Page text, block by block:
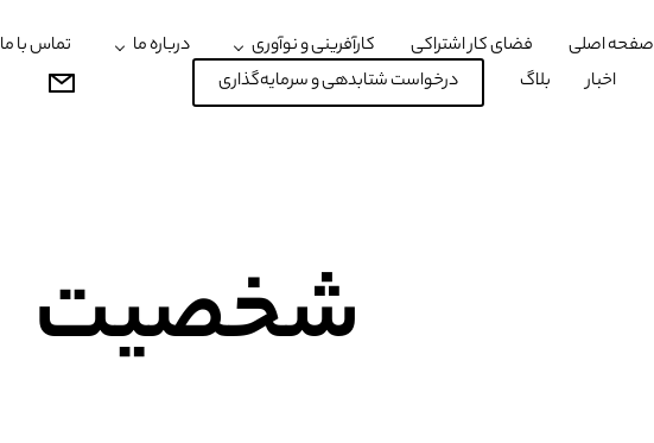
صفحه اصلی فضای کار اشتراکی کارآفرینی و نوآوری درباره ما
تماس با ما
اخبار
بلاگ درخواست شتابدهی و سرمایه‌گذاری
شخصیت